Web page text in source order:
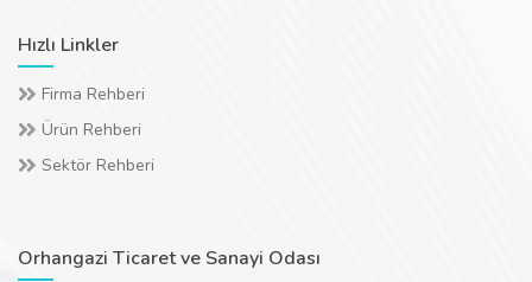
Hızlı Linkler
Firma Rehberi
Ürün Rehberi
Sektör Rehberi
Orhangazi Ticaret ve Sanayi Odası